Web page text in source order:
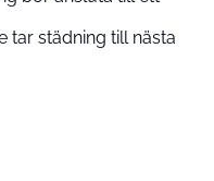
tar städning till nästa